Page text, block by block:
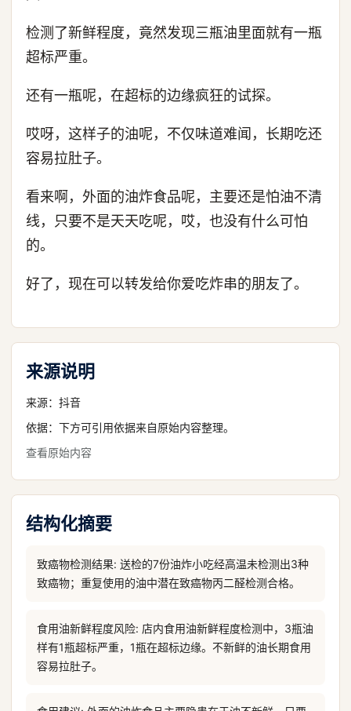
检测了新鲜程度，竟然发现三瓶油里面就有一瓶
超标严重。
还有一瓶呢，在超标的边缘疯狂的试探。
哎呀，这样子的油呢，不仅味道难闻，长期吃还
容易拉肚子。
看来啊，外面的油炸食品呢，主要还是怕油不清
线，只要不是天天吃呢，哎，也没有什么可怕
的。
好了，现在可以转发给你爱吃炸串的朋友了。
来源说明
来源： 抖音
依据：下方可引用依据来自原始内容整理。
查看原始内容
结构化摘要
致癌物检测结果: 送检的7份油炸小吃经高温未检测出3种
致癌物；重复使用的油中潜在致癌物丙二醛检测合格。
食用油新鲜程度风险: 店内食用油新鲜程度检测中，3瓶油
样有1瓶超标严重，1瓶在超标边缘。不新鲜的油长期食用
容易拉肚子。